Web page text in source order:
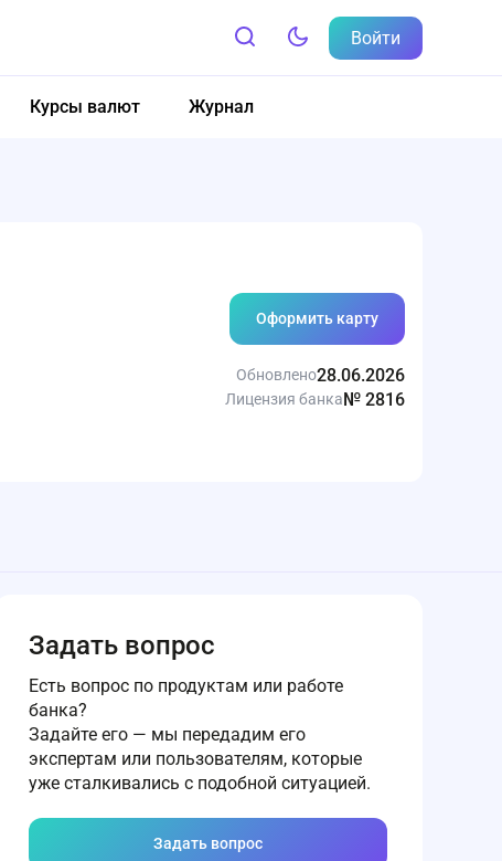
Войти
Курсы валют Журнал
Оформить карту
Обновлено28.06.2026
Лицензия банка№ 2816
Задать вопрос
Есть вопрос по продуктам или работе
банка?
Задайте его — мы передадим его
экспертам или пользователям, которые
уже сталкивались с подобной ситуацией.
Задать вопрос